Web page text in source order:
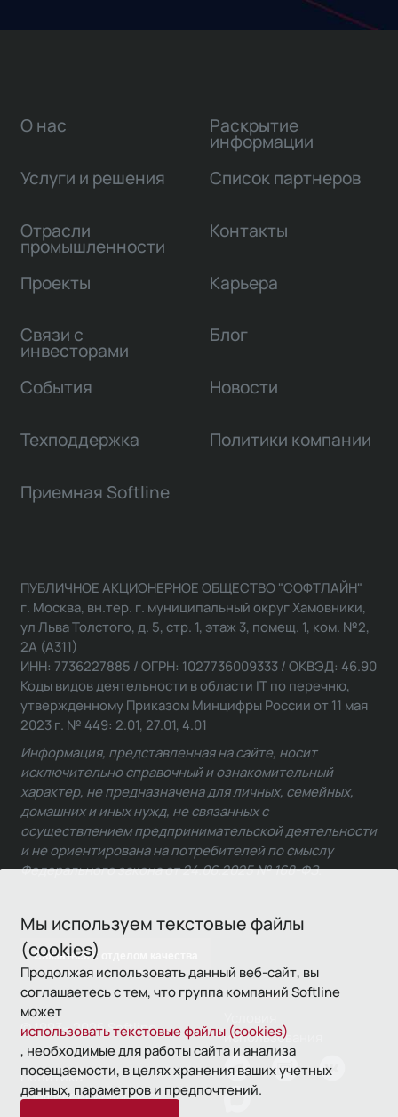
Мы используем текстовые файлы
(cookies)
Продолжая использовать данный веб-сайт, вы
соглашаетесь с тем, что группа компаний Softline
может
использовать текстовые файлы (cookies)
, необходимые для работы сайта и анализа
посещаемости, в целях хранения ваших учетных
данных, параметров и предпочтений.
О нас
Услуги и решения
Отрасли
промышленности
Проекты
Связи с
инвесторами
Раскрытие
информации
Список партнеров
Контакты
Карьера
Блог
События Новости
Техподдержка Политики компании
Приемная Softline
Связаться с отделом качества
ПУБЛИЧНОЕ АКЦИОНЕРНОЕ ОБЩЕСТВО "СОФТЛАЙН"
г. Москва, вн.тер. г. муниципальный округ Хамовники,
ул Льва Толстого, д. 5, стр. 1, этаж 3, помещ. 1, ком. №2,
2А (А311)
ИНН: 7736227885 / ОГРН: 1027736009333 / ОКВЭД: 46.90
Коды видов деятельности в области IT по перечню,
утвержденному Приказом Минцифры России от 11 мая
2023 г. № 449: 2.01, 27.01, 4.01
Информация, представленная на сайте, носит
исключительно справочный и ознакомительный
характер, не предназначена для личных, семейных,
домашних и иных нужд, не связанных с
осуществлением предпринимательской деятельности
и не ориентирована на потребителей по смыслу
Федерального закона от 24.06.2025 № 168-ФЗ.
© 1993—2026 Softline
использования
Политика
конфиденциальности